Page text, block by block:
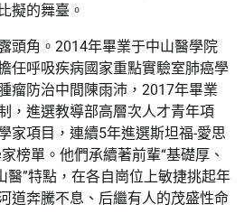
擬的舞臺。
頭角。2014年畢業于中山醫學院
任呼吸疾病國家重點實驗室肺癌學
瘤防治中間陳雨沛，2017年畢業
，進選教導部高層次人才青年項
家項目，連續5年進選斯坦福-愛思
榜單。他們承續著前輩“基礎厚、
醫”特點，在各自崗位上敏捷挑起年
道奔騰不息、后繼有人的茂盛性命